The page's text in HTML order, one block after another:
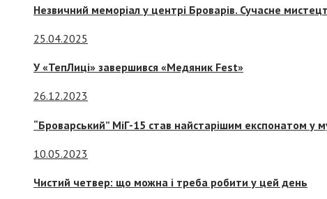
Незвичний меморіал у центрі Броварів. Сучасне
25.04.2025
У «ТепЛиці» завершився «Медяник Fest»
26.12.2023
“Броварський” МіГ-15 став найстарішим експонатом у
10.05.2023
Чистий четвер: що можна і треба робити у цей день